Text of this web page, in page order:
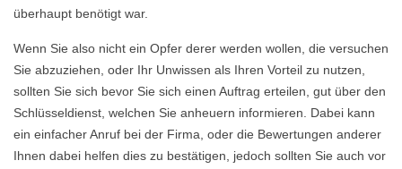
überhaupt benötigt war.
Wenn Sie also nicht ein Opfer derer werden wollen, die versuchen
Sie abzuziehen, oder Ihr Unwissen als Ihren Vorteil zu nutzen,
sollten Sie sich bevor Sie sich einen Auftrag erteilen, gut über den
Schlüsseldienst, welchen Sie anheuern informieren. Dabei kann
ein einfacher Anruf bei der Firma, oder die Bewertungen anderer
Ihnen dabei helfen dies zu bestätigen, jedoch sollten Sie auch vor